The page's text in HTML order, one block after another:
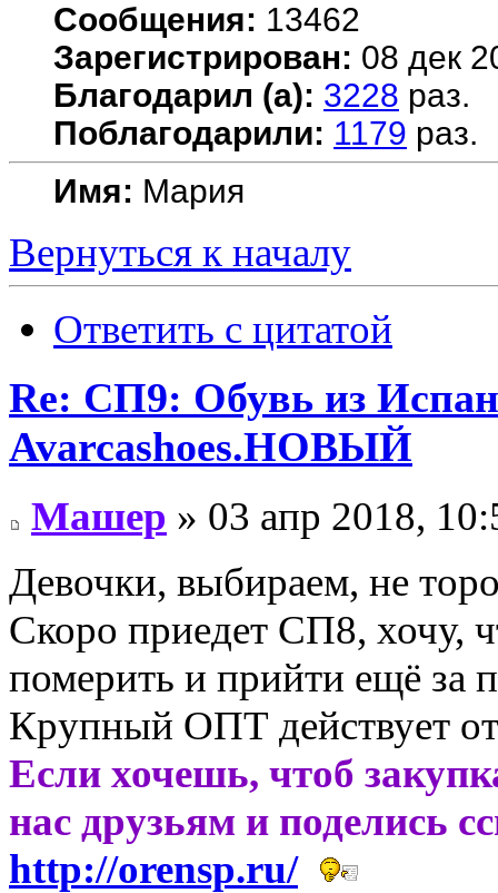
Сообщения: 13462
Зарегистрирован: 08 дек
Благодарил (а): 3228 раз.
Поблагодарили: 1179 раз.
Имя: Мария
Вернуться к началу
Ответить с цитатой
Re: СП9: Обувь из
Avarcashoes.НОВЫЙ
Машер » 03 апр 2018,
Девочки, выбираем, не
Скоро приедет СП8, хочу,
померить и прийти ещё за
Крупный ОПТ действует
Если хочешь, чтоб
нас друзьям и поделись
http://orensp.ru/